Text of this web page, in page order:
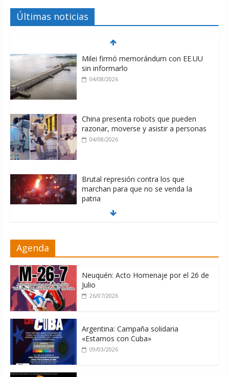
Últimas noticias
Milei firmó memorándum con EE.UU
sin informarlo
04/08/2026
China presenta robots que pueden
razonar, moverse y asistir a personas
04/08/2026
Brutal represión contra los que
marchan para que no se venda la
patria
06/08/2026
Argentina
Agenda
Neuquén: Acto Homenaje por el 26 de
Julio
26/07/2026
Argentina: Campaña solidaria
«Estamos con Cuba»
09/03/2026